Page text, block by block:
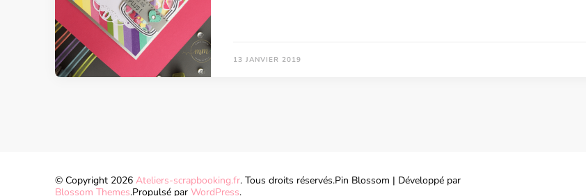
13 JANVIER 2019
© Copyright 2026 Ateliers-scrapbooking.fr. Tous droits réservés.Pin Blossom | Développé par
Blossom Themes.Propulsé par WordPress.